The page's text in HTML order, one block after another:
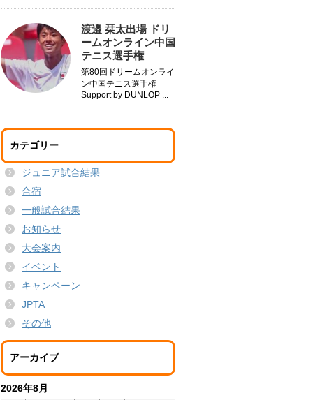
渡邉 栞太出場 ドリ
ームオンライン中国
テニス選手権
第80回ドリームオンライ
ン中国テニス選手権
Support by DUNLOP ...
カテゴリー
ジュニア試合結果
合宿
一般試合結果
お知らせ
大会案内
イベント
キャンペーン
JPTA
その他
アーカイブ
2026年8月